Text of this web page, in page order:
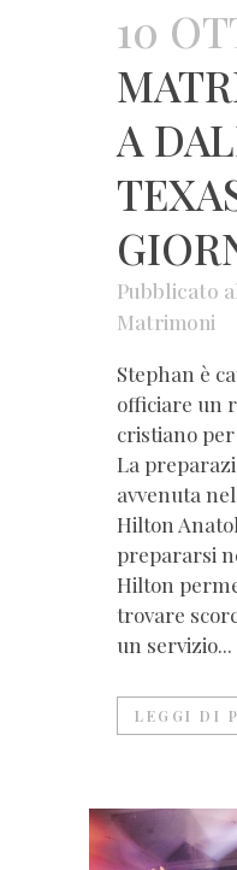
10
A
Pubblicato
Matrimoni
Stephan è
officiare un
cristiano
La
avvenuta
Hilton
prepararsi
Hilton
trovare
un servizio...
LEGGI DI